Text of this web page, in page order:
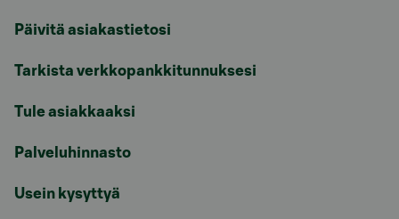
Päivitä asiakastietosi
Tarkista verkkopankkitunnuksesi
Tule asiakkaaksi
Palveluhinnasto
Usein kysyttyä